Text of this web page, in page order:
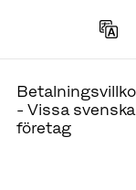
- Vissa svenska
företag